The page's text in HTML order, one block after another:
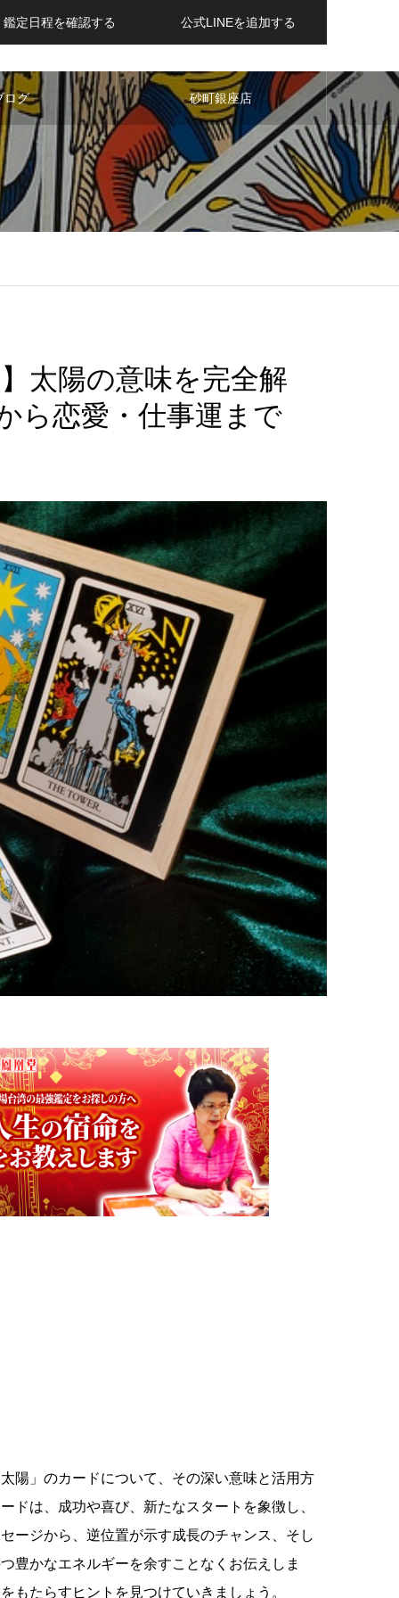
鑑定日程を確認する 公式LINEを追加する
ログ 砂町銀座店
太陽の意味を完全解
ら恋愛・仕事運まで
陽」のカードについて、その深い意味と活用方
ドは、成功や喜び、新たなスタートを象徴し、
ージから、逆位置が示す成長のチャンス、そし
豊かなエネルギーを余すことなくお伝えしま
もたらすヒントを見つけていきましょう。